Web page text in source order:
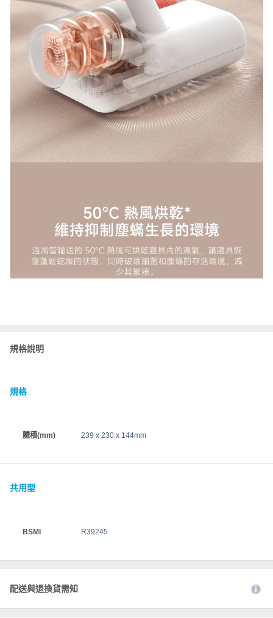
規格說明
規格
體積(mm) 239 x 230 x 144mm
共用型
BSMI R39245
配送與退換貨需知